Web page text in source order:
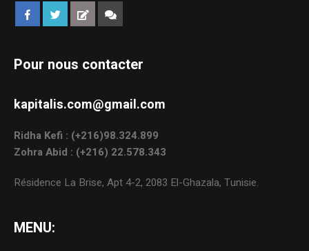
Pour nous contacter
kapitalis.com@gmail.com
Ridha Kefi : (+216)98.324.899
Zohra Abid : (+216) 22.578.343
Résidence La Brise, Apt 4-2, 2083 El-Ghazala, Tunisie.
MENU: